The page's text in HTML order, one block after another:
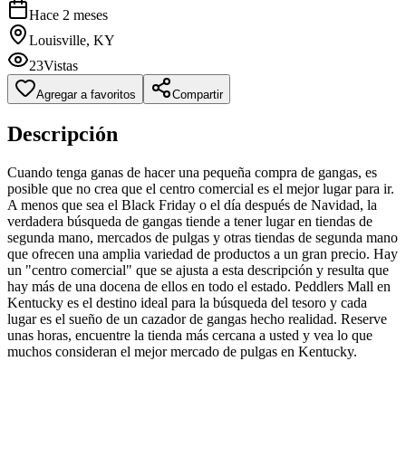
Hace 2 meses
Louisville, KY
23Vistas
Agregar a favoritos Compartir
Descripción
Cuando tenga ganas de hacer una pequeña compra de gangas, es
posible que no crea que el centro comercial es el mejor lugar para ir.
A menos que sea el Black Friday o el día después de Navidad, la
verdadera búsqueda de gangas tiende a tener lugar en tiendas de
segunda mano, mercados de pulgas y otras tiendas de segunda mano
que ofrecen una amplia variedad de productos a un gran precio. Hay
un "centro comercial" que se ajusta a esta descripción y resulta que
hay más de una docena de ellos en todo el estado. Peddlers Mall en
Kentucky es el destino ideal para la búsqueda del tesoro y cada
lugar es el sueño de un cazador de gangas hecho realidad. Reserve
unas horas, encuentre la tienda más cercana a usted y vea lo que
muchos consideran el mejor mercado de pulgas en Kentucky.